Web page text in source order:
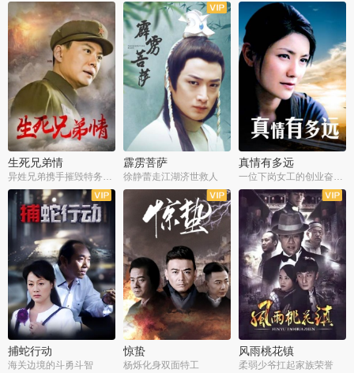
全37集
生死兄弟情
异姓兄弟携手摧毁特务阴谋
全40集
霹雳菩萨
徐静蕾走江湖济世救人
全25集
真情有多远
一位下岗女工的创业奋斗史
全22集
捕蛇行动
海关边境的斗勇斗智
全39集
惊蛰
杨烁化身双面特工
全36集
风雨桃花镇
柔弱少爷扛起家族荣誉